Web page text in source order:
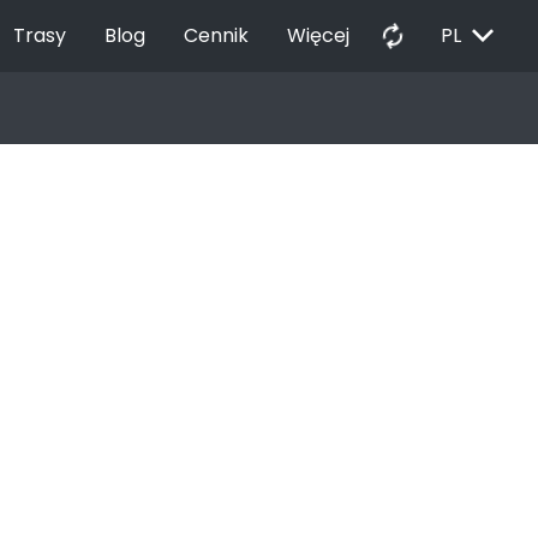
Trasy Blog Cennik Więcej autorenew PL EXPAND_MORE